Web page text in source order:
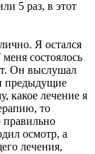
5 раз, в этот
Я остался
состоялось
Он выслушал
предыдущие
какое лечение я
то
правильно
осмотр, а
лечения,